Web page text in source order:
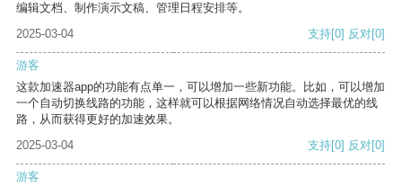
编辑文档、制作演示文稿、管理日程安排等。
2025-03-04
支持[0] 反对[0]
游客
这款加速器app的功能有点单一，可以增加一些新功能。比如，可以增加
一个自动切换线路的功能，这样就可以根据网络情况自动选择最优的线
路，从而获得更好的加速效果。
2025-03-04
支持[0] 反对[0]
游客